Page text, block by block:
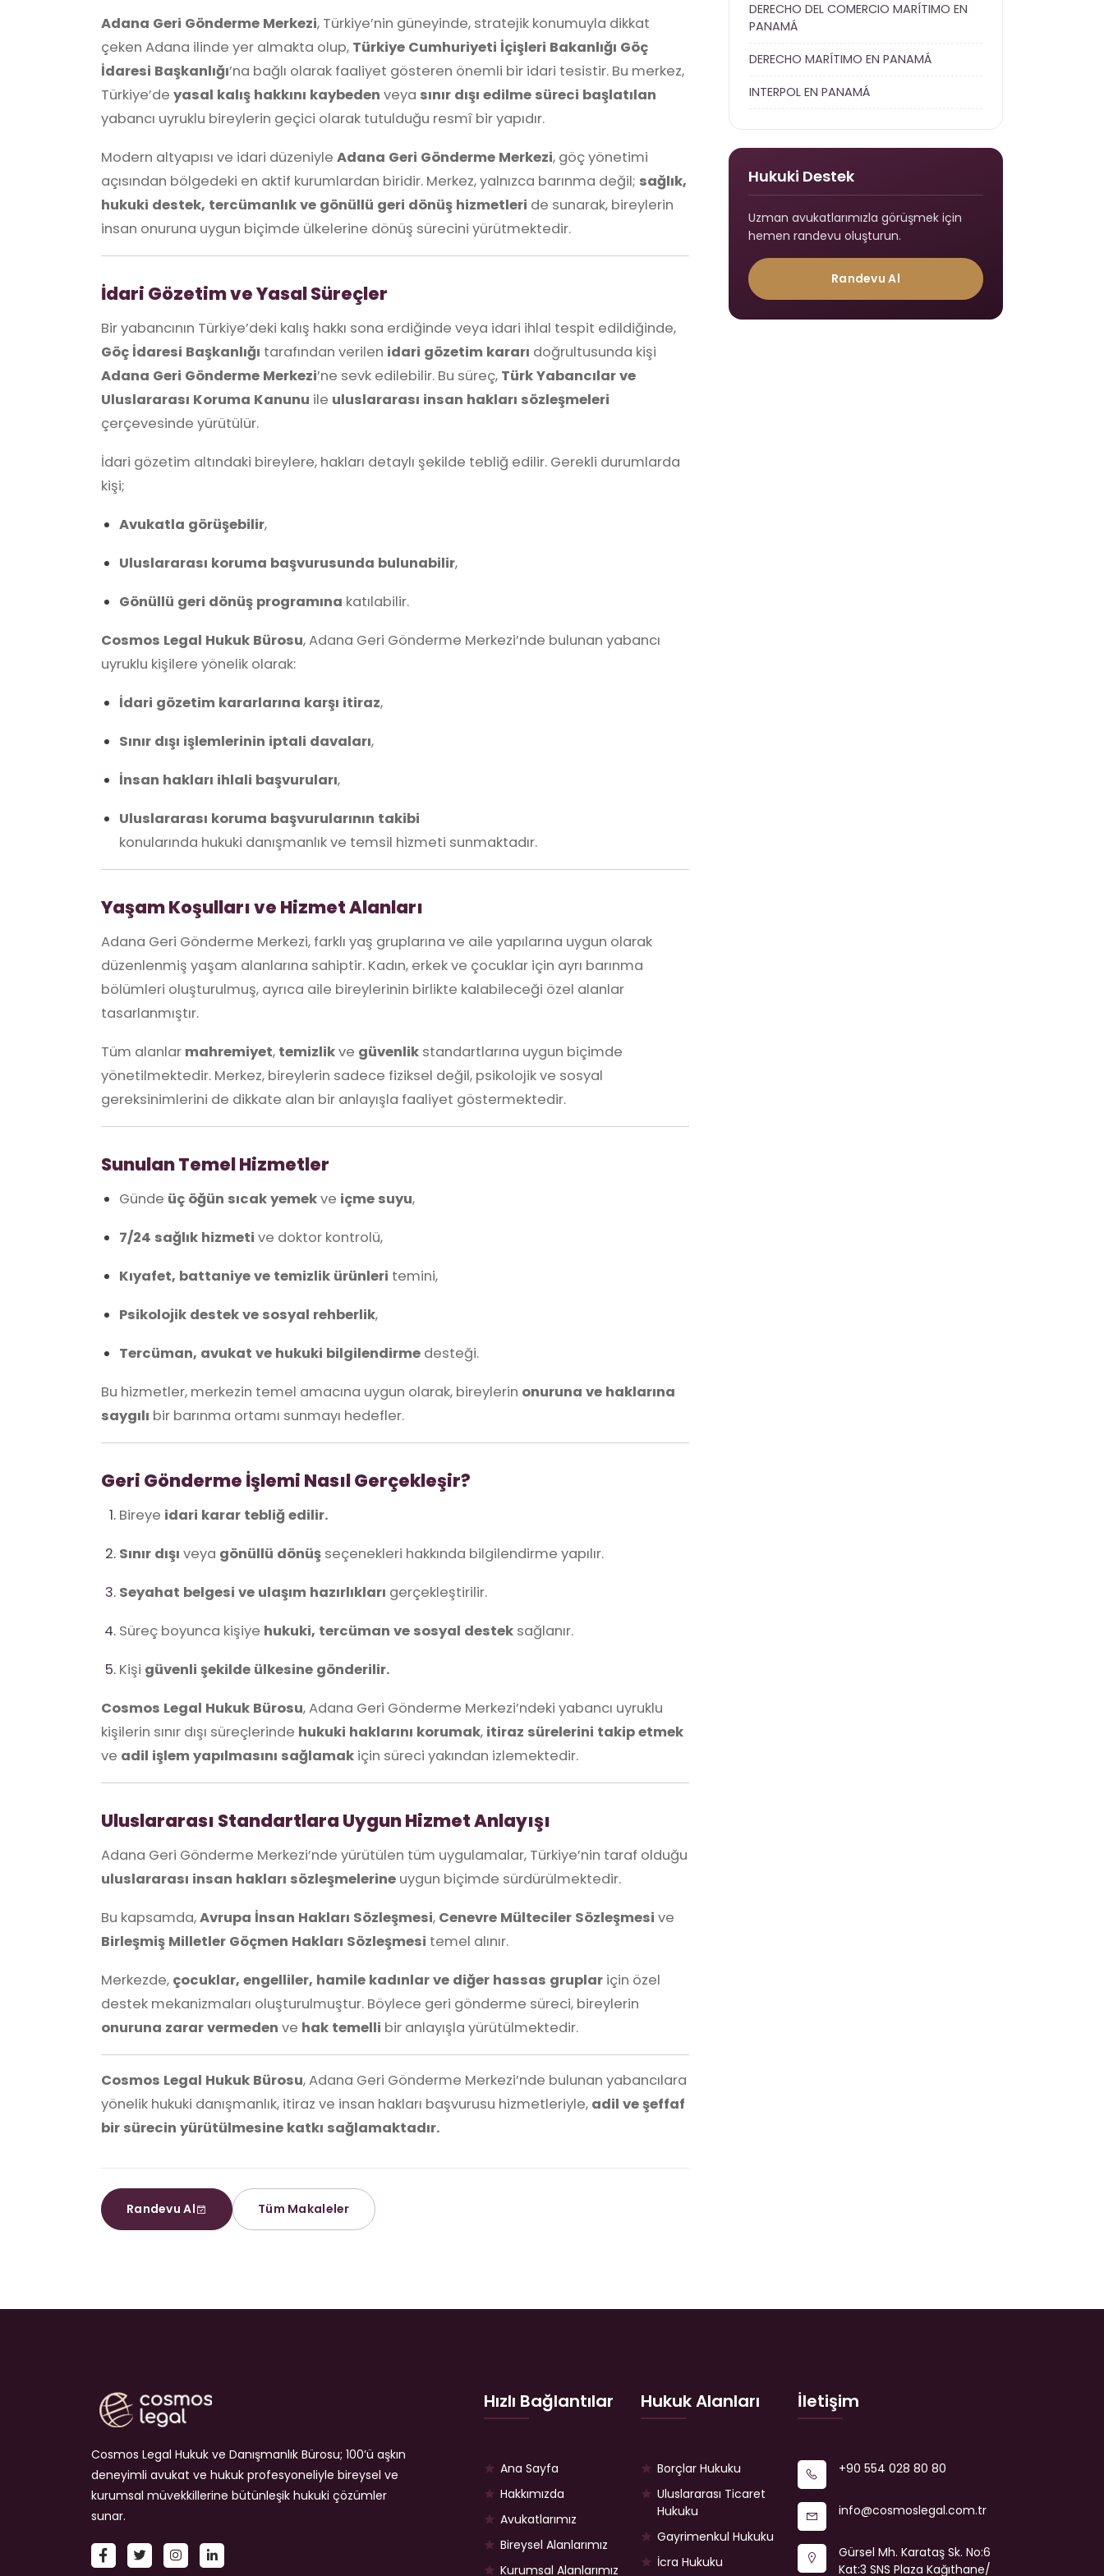
Adana Geri Gönderme Merkezi, Türkiye’nin güneyinde, stratejik konumuyla dikkat
çeken Adana ilinde yer almakta olup, Türkiye Cumhuriyeti İçişleri Bakanlığı Göç
İdaresi Başkanlığı’na bağlı olarak faaliyet gösteren önemli bir idari tesistir. Bu merkez,
Türkiye’de yasal kalış hakkını kaybeden veya sınır dışı edilme süreci başlatılan
yabancı uyruklu bireylerin geçici olarak tutulduğu resmî bir yapıdır.
Modern altyapısı ve idari düzeniyle Adana Geri Gönderme Merkezi, göç yönetimi
açısından bölgedeki en aktif kurumlardan biridir. Merkez, yalnızca barınma değil; sağlık,
hukuki destek, tercümanlık ve gönüllü geri dönüş hizmetleri de sunarak, bireylerin
insan onuruna uygun biçimde ülkelerine dönüş sürecini yürütmektedir.
İdari Gözetim ve Yasal Süreçler
Bir yabancının Türkiye’deki kalış hakkı sona erdiğinde veya idari ihlal tespit edildiğinde,
Göç İdaresi Başkanlığı tarafından verilen idari gözetim kararı doğrultusunda kişi
Adana Geri Gönderme Merkezi’ne sevk edilebilir. Bu süreç, Türk Yabancılar ve
Uluslararası Koruma Kanunu ile uluslararası insan hakları sözleşmeleri
çerçevesinde yürütülür.
İdari gözetim altındaki bireylere, hakları detaylı şekilde tebliğ edilir. Gerekli durumlarda
kişi;
Avukatla görüşebilir,
Uluslararası koruma başvurusunda bulunabilir,
Gönüllü geri dönüş programına katılabilir.
Cosmos Legal Hukuk Bürosu, Adana Geri Gönderme Merkezi’nde bulunan yabancı
uyruklu kişilere yönelik olarak:
İdari gözetim kararlarına karşı itiraz,
Sınır dışı işlemlerinin iptali davaları,
İnsan hakları ihlali başvuruları,
Uluslararası koruma başvurularının takibi
konularında hukuki danışmanlık ve temsil hizmeti sunmaktadır.
Yaşam Koşulları ve Hizmet Alanları
Adana Geri Gönderme Merkezi, farklı yaş gruplarına ve aile yapılarına uygun olarak
düzenlenmiş yaşam alanlarına sahiptir. Kadın, erkek ve çocuklar için ayrı barınma
bölümleri oluşturulmuş, ayrıca aile bireylerinin birlikte kalabileceği özel alanlar
tasarlanmıştır.
Tüm alanlar mahremiyet, temizlikve güvenlik standartlarına uygun biçimde
yönetilmektedir. Merkez, bireylerin sadece fiziksel değil, psikolojik ve sosyal
gereksinimlerini de dikkate alan bir anlayışla faaliyet göstermektedir.
Sunulan Temel Hizmetler
Günde üç öğün sıcak yemekve içme suyu,
7/24 sağlık hizmeti ve doktor kontrolü,
Kıyafet, battaniye ve temizlik ürünleri temini,
Psikolojik destek ve sosyal rehberlik,
Tercüman, avukat ve hukuki bilgilendirme desteği.
Bu hizmetler, merkezin temel amacına uygun olarak, bireylerin onuruna ve haklarına
saygılı bir barınma ortamı sunmayı hedefler.
Geri Gönderme İşlemi Nasıl Gerçekleşir?
Bireye idari karar tebliğ edilir.
Sınır dışı veya gönüllü dönüş seçenekleri hakkında bilgilendirme yapılır.
Seyahat belgesi ve ulaşım hazırlıkları gerçekleştirilir.
Süreç boyunca kişiye hukuki, tercüman ve sosyal destek sağlanır.
Kişi güvenli şekilde ülkesine gönderilir.
Cosmos Legal Hukuk Bürosu, Adana Geri Gönderme Merkezi’ndeki yabancı uyruklu
kişilerin sınır dışı süreçlerinde hukuki haklarını korumak, itiraz sürelerini takip etmek
ve adil işlem yapılmasını sağlamak için süreci yakından izlemektedir.
Uluslararası Standartlara Uygun Hizmet Anlayışı
Adana Geri Gönderme Merkezi’nde yürütülen tüm uygulamalar, Türkiye’nin taraf olduğu
uluslararası insan hakları sözleşmelerine uygun biçimde sürdürülmektedir.
Bu kapsamda,Avrupa İnsan Hakları Sözleşmesi, Cenevre Mülteciler Sözleşmesi ve
Birleşmiş Milletler Göçmen Hakları Sözleşmesi temel alınır.
Merkezde, çocuklar, engelliler, hamile kadınlar ve diğer hassas gruplar için özel
destek mekanizmaları oluşturulmuştur. Böylece geri gönderme süreci, bireylerin
onuruna zarar vermeden ve hak temelli bir anlayışla yürütülmektedir.
Cosmos Legal Hukuk Bürosu, Adana Geri Gönderme Merkezi’nde bulunan yabancılara
yönelik hukuki danışmanlık, itiraz ve insan hakları başvurusu hizmetleriyle, adil ve şeffaf
bir sürecin yürütülmesine katkı sağlamaktadır.
Randevu Al Tüm Makaleler
DERECHO DEL COMERCIO MARÍTIMO EN
PANAMÁ
DERECHO MARÍTIMO EN PANAMÁ
INTERPOL EN PANAMÁ
Hukuki Destek
Uzman avukatlarımızla görüşmek için
hemen randevu oluşturun.
Randevu Al
Cosmos Legal Hukuk ve Danışmanlık Bürosu; 100’ü aşkın
deneyimli avukat ve hukuk profesyoneliyle bireysel ve
kurumsal müvekkillerine bütünleşik hukuki çözümler
sunar.
Hızlı Bağlantılar
Ana Sayfa
Hakkımızda
Avukatlarımız
Bireysel Alanlarımız
Kurumsal Alanlarımız
Hukuk Alanları
Borçlar Hukuku
Uluslararası Ticaret
Hukuku
Gayrimenkul Hukuku
İcra Hukuku
İletişim
+90 554 028 80 80
info@cosmoslegal.com.tr
Gürsel Mh. Karataş Sk. No:6
Kat:3 SNS Plaza Kağıthane/